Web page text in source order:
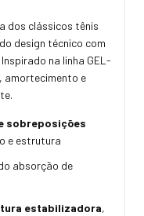
dos clássicos tênis
design técnico com
na linha GEL-
amortecimento e
sobreposições
e estrutura
absorção de
estabilizadora,